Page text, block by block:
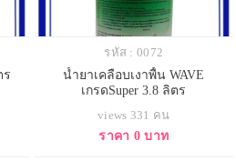
ร
รหัส : 0072
น้ำยาเคลือบเงาพื้น WAVE
เกรดSuper 3.8 ลิตร
views 331 คน
ราคา 0 บาท